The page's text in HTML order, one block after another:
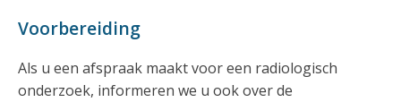
Voorbereiding
Als u een afspraak maakt voor een radiologisch
onderzoek, informeren we u ook over de